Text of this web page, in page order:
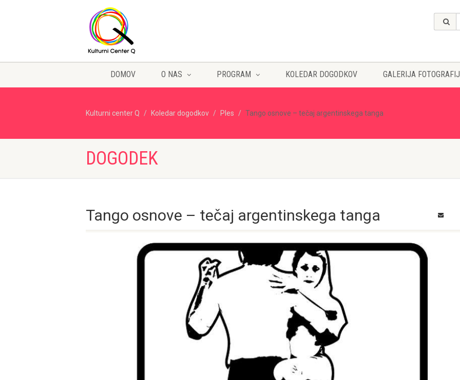
DOMOV O NAS PROGRAM KOLEDAR DOGODKOV GALERIJA FOTOGRAFIJ
Kulturni center Q Koledar dogodkov Ples Tango osnove – tečaj argentinskega tanga
DOGODEK
Tango osnove – tečaj argentinskega tanga